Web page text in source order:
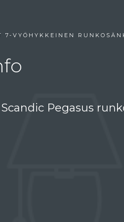
7-VYÖHYKKEINEN
Pegasus